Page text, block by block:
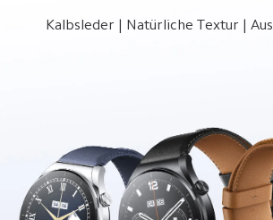
Kalbsleder | Natürliche Textur |